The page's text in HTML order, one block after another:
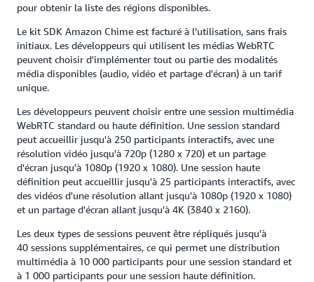
pour obtenir la liste des régions disponibles.
Le kit SDK Amazon Chime est facturé à l’utilisation, sans frais
initiaux. Les développeurs qui utilisent les médias WebRTC
peuvent choisir d'implémenter tout ou partie des modalités
média disponibles (audio, vidéo et partage d'écran) à un tarif
unique.
Les développeurs peuvent choisir entre une session multimédia
WebRTC standard ou haute définition. Une session standard
peut accueillir jusqu'à 250 participants interactifs, avec une
résolution vidéo jusqu'à 720p (1280 x 720) et un partage
d'écran jusqu'à 1080p (1920 x 1080). Une session haute
définition peut accueillir jusqu'à 25 participants interactifs, avec
des vidéos d'une résolution allant jusqu'à 1080p (1920 x 1080)
et un partage d'écran allant jusqu'à 4K (3840 x 2160).
Les deux types de sessions peuvent être répliqués jusqu'à
40 sessions supplémentaires, ce qui permet une distribution
multimédia à 10 000 participants pour une session standard et
à 1 000 participants pour une session haute définition.